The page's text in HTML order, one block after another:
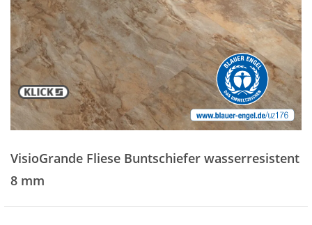
der
Bildergalerie
springen
VisioGrande Fliese Buntschiefer wasserresistent
8 mm